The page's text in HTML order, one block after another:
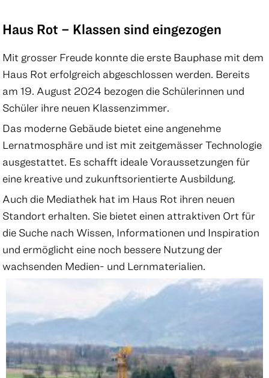
Haus Rot – Klassen sind eingezogen
Mit grosser Freude konnte die erste Bauphase mit dem
Haus Rot erfolgreich abgeschlossen werden. Bereits
am 19. August 2024 bezogen die Schülerinnen und
Schüler ihre neuen Klassenzimmer.
Das moderne Gebäude bietet eine angenehme
Lernatmosphäre und ist mit zeitgemässer Technologie
ausgestattet. Es schafft ideale Voraussetzungen für
eine kreative und zukunftsorientierte Ausbildung.
Auch die Mediathek hat im Haus Rot ihren neuen
Standort erhalten. Sie bietet einen attraktiven Ort für
die Suche nach Wissen, Informationen und Inspiration
und ermöglicht eine noch bessere Nutzung der
wachsenden Medien- und Lernmaterialien.